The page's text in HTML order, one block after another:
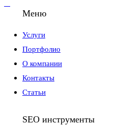
Меню
Услуги
Портфолио
О компании
Контакты
Статьи
SEO инструменты